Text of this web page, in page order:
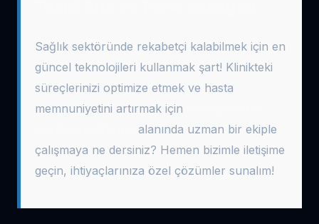
Sağlık sektöründe rekabetçi kalabilmek için en
güncel teknolojileri kullanmak şart! Klinikteki
süreçlerinizi optimize etmek ve hasta
memnuniyetini artırmak için
alanında uzman bir ekiple
çalışmaya ne dersiniz? Hemen bizimle iletişime
geçin, ihtiyaçlarınıza özel çözümler sunalım!